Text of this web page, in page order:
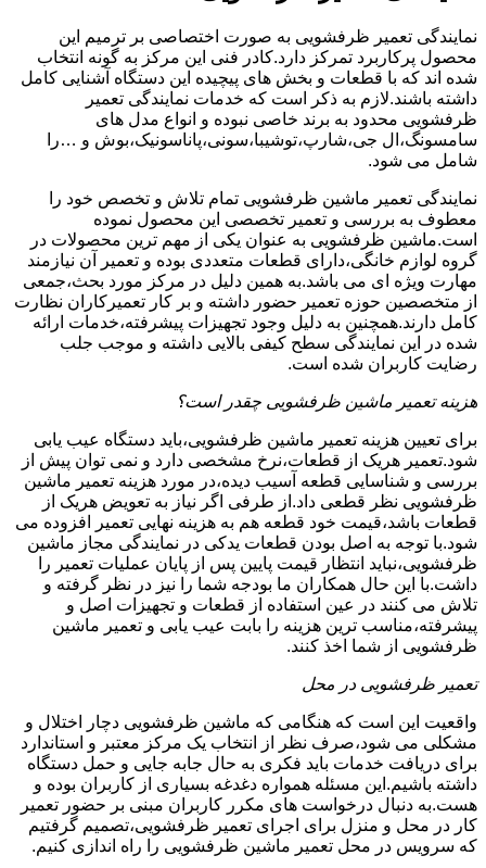
نمایندگی تعمیر ظرفشویی به صورت اختصاصی بر ترمیم این
محصول پرکاربرد تمرکز دارد.کادر فنی این مرکز به گونه انتخاب
شده اند که با قطعات و بخش های پیچیده این دستگاه آشنایی کامل
داشته باشند.لازم به ذکر است که خدمات نمایندگی تعمیر
ظرفشویی محدود به برند خاصی نبوده و انواع مدل های
سامسونگ،ال جی،شارپ،توشیبا،سونی،پاناسونیک،بوش و …را
شامل می شود.
نمایندگی تعمیر ماشین ظرفشویی تمام تلاش و تخصص خود را
معطوف به بررسی و تعمیر تخصصی این محصول نموده
است.ماشین ظرفشویی به عنوان یکی از مهم ترین محصولات در
گروه لوازم خانگی،دارای قطعات متعددی بوده و تعمیر آن نیازمند
مهارت ویژه ای می باشد.به همین دلیل در مرکز مورد بحث،جمعی
از متخصصین حوزه تعمیر حضور داشته و بر کار تعمیرکاران نظارت
کامل دارند.همچنین به دلیل وجود تجهیزات پیشرفته،خدمات ارائه
شده در این نمایندگی سطح کیفی بالایی داشته و موجب جلب
رضایت کاربران شده است.
هزینه تعمیر ماشین ظرفشویی چقدر است؟
برای تعیین هزینه تعمیر ماشین ظرفشویی،باید دستگاه عیب یابی
شود.تعمیر هریک از قطعات،نرخ مشخصی دارد و نمی توان پیش از
بررسی و شناسایی قطعه آسیب دیده،در مورد هزینه تعمیر ماشین
ظرفشویی نظر قطعی داد.از طرفی اگر نیاز به تعویض هریک از
قطعات باشد،قیمت خود قطعه هم به هزینه نهایی تعمیر افزوده می
شود.با توجه به اصل بودن قطعات یدکی در نمایندگی مجاز ماشین
ظرفشویی،نباید انتظار قیمت پایین پس از پایان عملیات تعمیر را
داشت.با این حال همکاران ما بودجه شما را نیز در نظر گرفته و
تلاش می کنند در عین استفاده از قطعات و تجهیزات اصل و
پیشرفته،مناسب ترین هزینه را بابت عیب یابی و تعمیر ماشین
ظرفشویی از شما اخذ کنند.
تعمیر ظرفشویی در محل
واقعیت این است که هنگامی که ماشین ظرفشویی دچار اختلال و
مشکلی می شود،صرف نظر از انتخاب یک مرکز معتبر و استاندارد
برای دریافت خدمات باید فکری به حال جابه جایی و حمل دستگاه
داشته باشیم.این مسئله همواره دغدغه بسیاری از کاربران بوده و
هست.به دنبال درخواست های مکرر کاربران مبنی بر حضور تعمیر
کار در محل و منزل برای اجرای تعمیر ظرفشویی،تصمیم گرفتیم
که سرویس در محل تعمیر ماشین ظرفشویی را راه اندازی کنیم.